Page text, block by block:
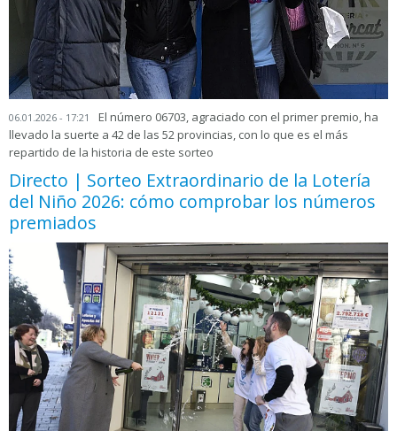
06.01.2026 - 17:21
El número 06703, agraciado con el primer premio, ha
llevado la suerte a 42 de las 52 provincias, con lo que es el más
repartido de la historia de este sorteo
Directo | Sorteo Extraordinario de la Lotería
del Niño 2026: cómo comprobar los números
premiados